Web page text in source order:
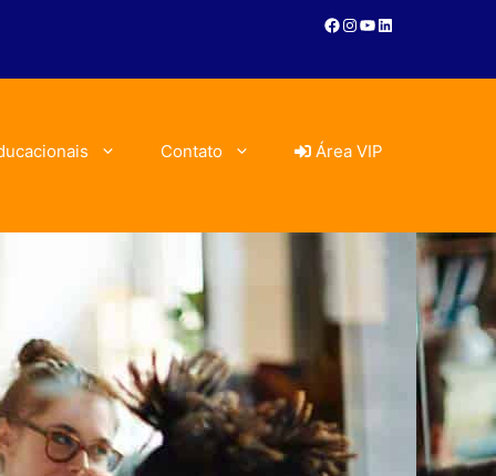
Contato Área VIP